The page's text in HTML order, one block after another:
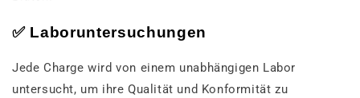
✅ Laboruntersuchungen
Jede Charge wird von einem unabhängigen Labor
untersucht, um ihre Qualität und Konformität zu